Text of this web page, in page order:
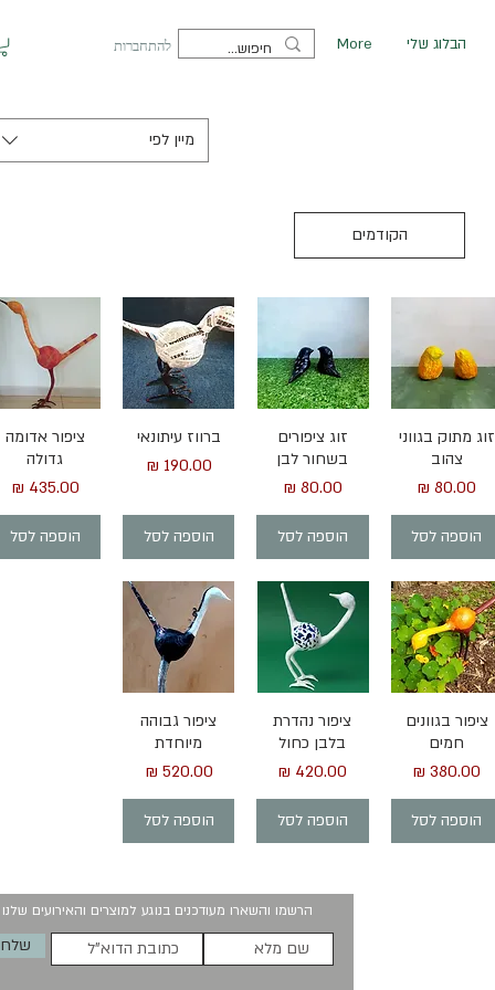
להתחברות הבלוג שלי More
מיין לפי
הקודמים
תצוגה מהירה
זוג מתוק בגווני
צהוב
מחיר
הוספה לסל
תצוגה מהירה
זוג ציפורים
בשחור לבן
מחיר
הוספה לסל
תצוגה מהירה
ברווז עיתונאי
מחיר
הוספה לסל
תצוגה מהירה
ציפור אדומה
גדולה
מחיר
הוספה לסל
תצוגה מהירה
ציפור בגוונים
חמים
מחיר
הוספה לסל
תצוגה מהירה
ציפור נהדרת
בלבן כחול
מחיר
הוספה לסל
תצוגה מהירה
ציפור גבוהה
מיוחדת
מחיר
הוספה לסל
הרשמו והשארו מעודכנים בנוגע למוצרים והאירועים שלנו
שלח